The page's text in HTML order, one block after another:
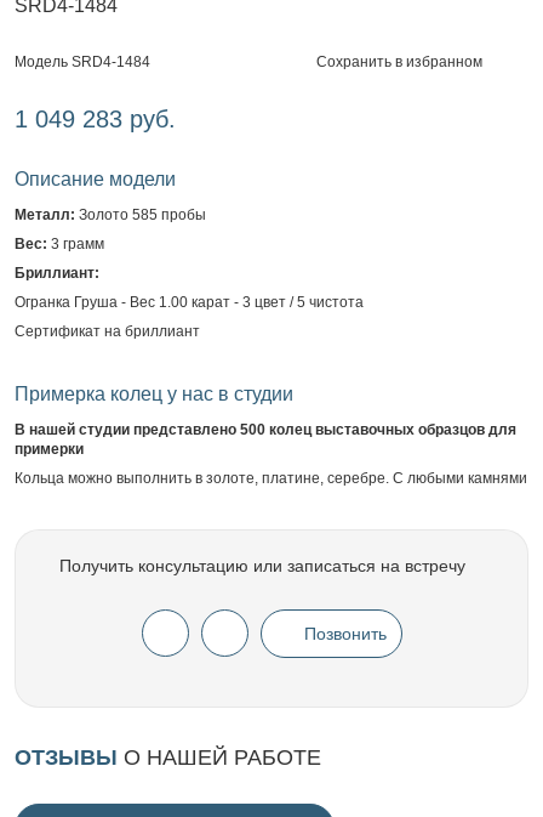
SRD4-1484
Модель SRD4-1484 Сохранить в избранном
1 049 283 руб.
Описание модели
Металл: Золото 585 пробы
Вес: 3 грамм
Бриллиант:
Огранка Груша - Вес 1.00 карат - 3 цвет / 5 чистота
Сертификат на бриллиант
Примерка колец у нас в студии
В нашей студии представлено 500 колец выставочных образцов для
примерки
Кольца можно выполнить в золоте, платине, серебре. С любыми камнями
Получить консультацию или записаться на встречу
Позвонить
ОТЗЫВЫ О НАШЕЙ РАБОТЕ